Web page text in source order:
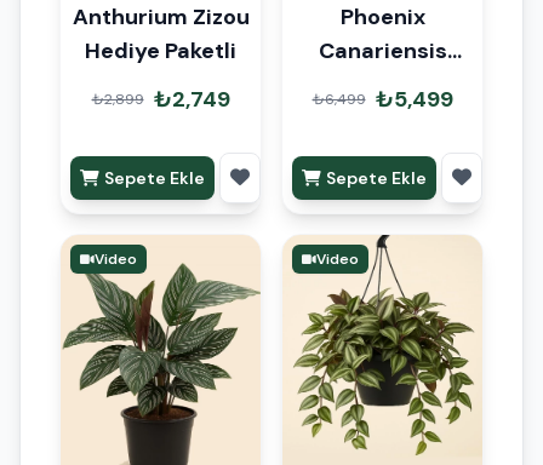
Anthurium Zizou
Hediye Paketli
₺2,899 ₺2,749
Sepete Ekle
Phoenix
Canariensis
Kanarya
Hurması 150cm
₺6,499 ₺5,499
Sepete Ekle
Video Video